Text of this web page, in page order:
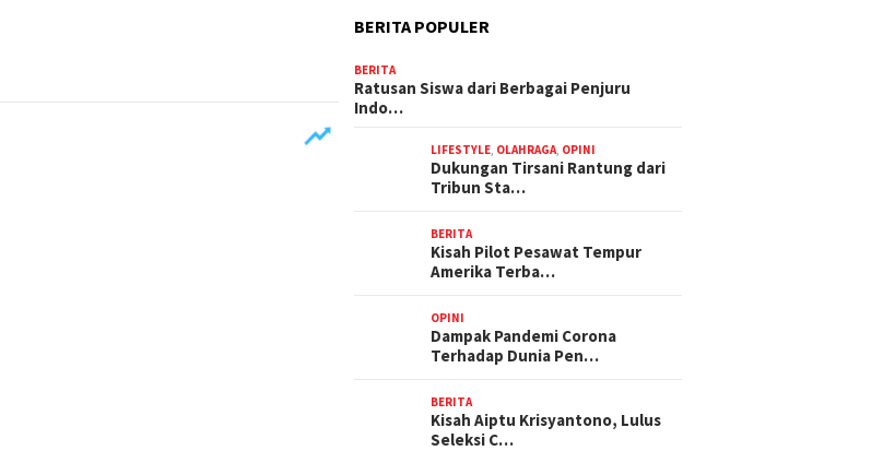
BERITA POPULER
BERITA
Ratusan Siswa dari Berbagai Penjuru
Indo…
LIFESTYLE OLAHRAGA OPINI
Dukungan Tirsani Rantung dari
Tribun Sta…
BERITA
Kisah Pilot Pesawat Tempur
Amerika Terba…
OPINI
Dampak Pandemi Corona
Terhadap Dunia Pen…
BERITA
Kisah Aiptu Krisyantono, Lulus
Seleksi C…